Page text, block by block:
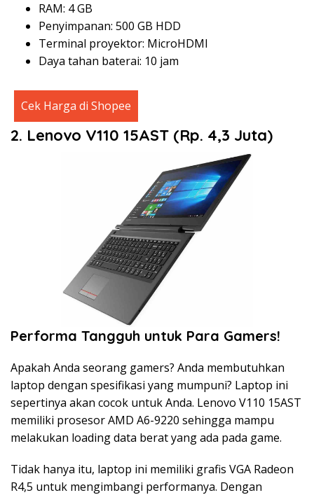
RAM: 4 GB
Penyimpanan: 500 GB HDD
Terminal proyektor: MicroHDMI
Daya tahan baterai: 10 jam
Cek Harga di Shopee
2. Lenovo V110 15AST (Rp. 4,3 Juta)
Performa Tangguh untuk Para Gamers!
Apakah Anda seorang gamers? Anda membutuhkan
laptop dengan spesifikasi yang mumpuni? Laptop ini
sepertinya akan cocok untuk Anda. Lenovo V110 15AST
memiliki prosesor AMD A6-9220 sehingga mampu
melakukan loading data berat yang ada pada game.
Tidak hanya itu, laptop ini memiliki grafis VGA Radeon
R4,5 untuk mengimbangi performanya. Dengan